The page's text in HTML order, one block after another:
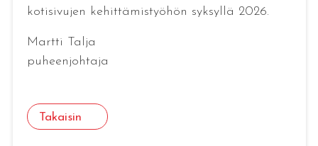
kotisivujen kehittämistyöhön syksyllä 2026.
Martti Talja
puheenjohtaja
Takaisin